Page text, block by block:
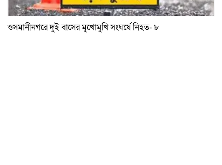
ওসমানীনগরে দুই বাসের মুখোমুখি সংঘর্ষে নিহত- ৮